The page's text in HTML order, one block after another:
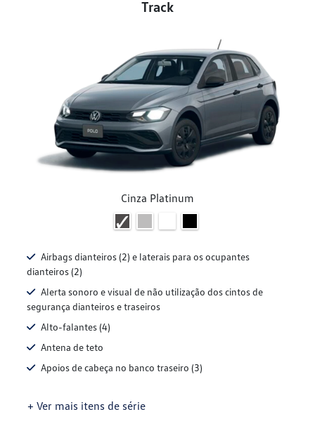
Track
Cinza Platinum
Airbags dianteiros (2) e laterais para os ocupantes
dianteiros (2)
Alerta sonoro e visual de não utilização dos cintos de
segurança dianteiros e traseiros
Alto-falantes (4)
Antena de teto
Apoios de cabeça no banco traseiro (3)
+ Ver mais itens de série